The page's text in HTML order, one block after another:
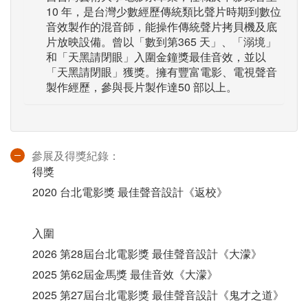
10 年，是台灣少數經歷傳統類比聲片時期到數位
音效製作的混音師，能操作傳統聲片拷貝機及底
片放映設備。曾以「數到第365 天」、「溺境」
和「天黑請閉眼」入圍金鐘獎最佳音效，並以
「天黑請閉眼」獲獎。擁有豐富電影、電視聲音
製作經歷，參與長片製作達50 部以上。
參展及得獎紀錄：
得獎
2020 台北電影獎 最佳聲音設計《返校》
入圍
2026 第28屆台北電影獎 最佳聲音設計《大濛》
2025 第62屆金馬獎 最佳音效《大濛》
2025 第27屆台北電影獎 最佳聲音設計《鬼才之道》